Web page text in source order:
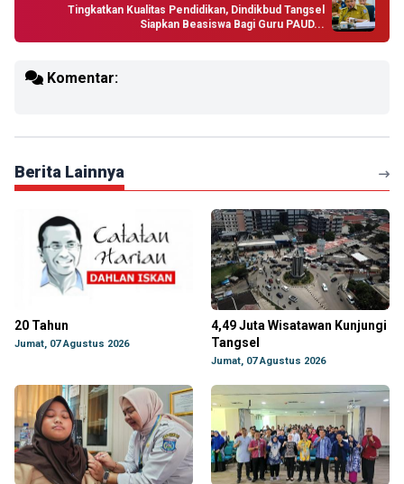
Tingkatkan Kualitas Pendidikan, Dindikbud Tangsel
Siapkan Beasiswa Bagi Guru PAUD...
Komentar:
Berita Lainnya
20 Tahun
Jumat, 07 Agustus 2026
4,49 Juta Wisatawan Kunjungi
Tangsel
Jumat, 07 Agustus 2026